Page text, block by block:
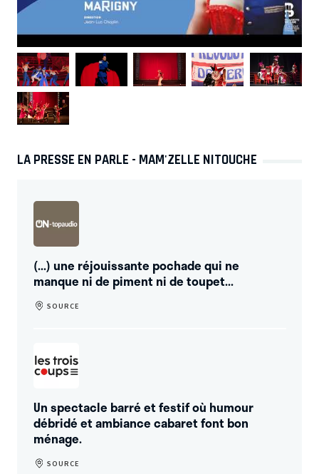
LA PRESSE EN PARLE - MAM'ZELLE NITOUCHE
(...) une réjouissante pochade qui ne
manque ni de piment ni de toupet...
SOURCE
Un spectacle barré et festif où humour
débridé et ambiance cabaret font bon
ménage.
SOURCE